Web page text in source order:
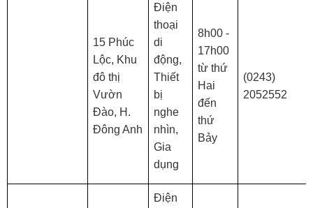
15 Phúc
Lộc, Khu
đô thị
Vườn
Đào, H.
Đông Anh
Điện
thoại
di
động,
Thiết
bị
nghe
nhìn,
Gia
dụng
8h00 -
17h00
từ thứ
Hai
đến
thứ
Bảy
(0243)
2052552
Điện